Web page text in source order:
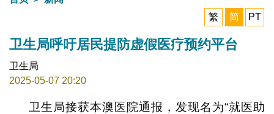
繁
简 PT
卫生局呼吁居民提防虚假医疗预约平台
卫生局
2025-05-07 20:20
卫生局接获本澳医院通报，发现名为“就医助